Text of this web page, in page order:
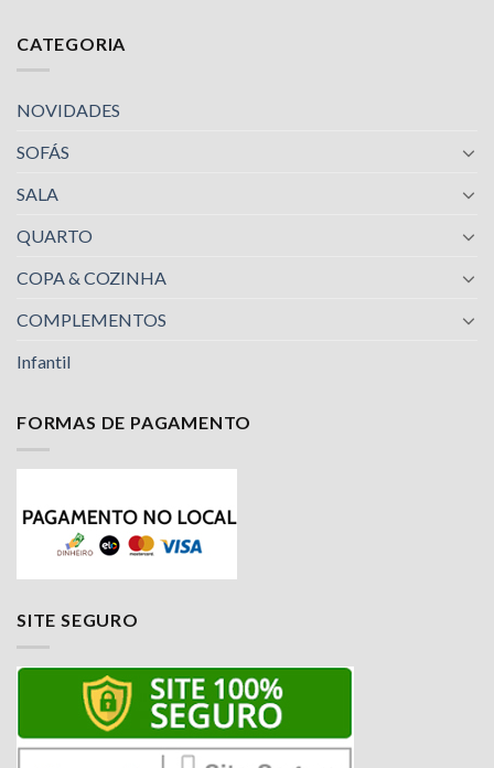
CATEGORIA
NOVIDADES
SOFÁS
SALA
QUARTO
COPA & COZINHA
COMPLEMENTOS
Infantil
FORMAS DE PAGAMENTO
SITE SEGURO
Nossa equipe de suporte ao cliente está aqui
Luciana
Olá! Em que posso ajudar?